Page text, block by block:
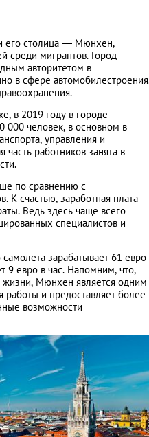
его столица — Мюнхен,
среди мигрантов. Город
авторитетом в
в сфере
в 2019 году в городе
человек, в основном в
управления и
часть работников занята в
по сравнению с
К счастью, заработная плата
Ведь здесь чаще всего
специалистов и
зарабатывает 61 евро
9 евро в час. Напомним, что,
жизни, Мюнхен является одним
и предоставляет более
возможности